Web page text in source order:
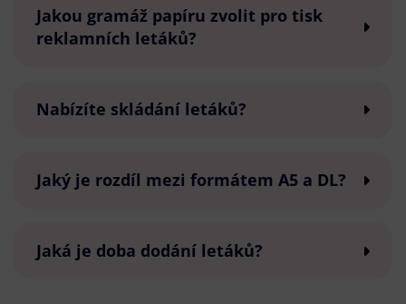
Jakou gramáž papíru zvolit pro tisk
reklamních letáků?
Nabízíte skládání letáků?
Jaký je rozdíl mezi formátem A5 a DL?
Jaká je doba dodání letáků?